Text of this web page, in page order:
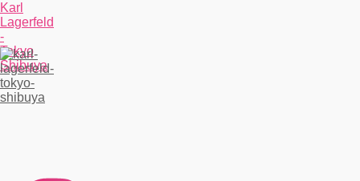
Karl
Lagerfeld
-
Tokyo
Shibuya